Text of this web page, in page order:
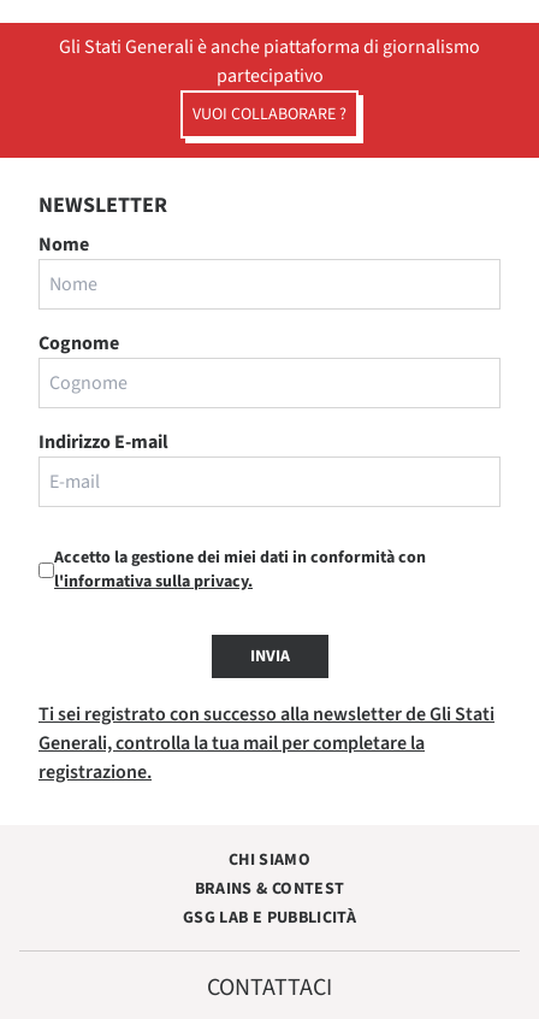
Gli Stati Generali è anche piattaforma di giornalismo
partecipativo
VUOI COLLABORARE ?
NEWSLETTER
Nome
Cognome
Indirizzo E-mail
Accetto la gestione dei miei dati in conformità con
l'informativa sulla privacy.
INVIA
Ti sei registrato con successo alla newsletter de Gli Stati
Generali, controlla la tua mail per completare la
registrazione.
CHI SIAMO
BRAINS & CONTEST
GSG LAB E PUBBLICITÀ
CONTATTACI